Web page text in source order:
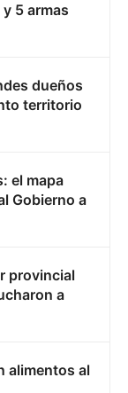
5 armas
dueños
territorio
el mapa
Gobierno a
provincial
a
alimentos al